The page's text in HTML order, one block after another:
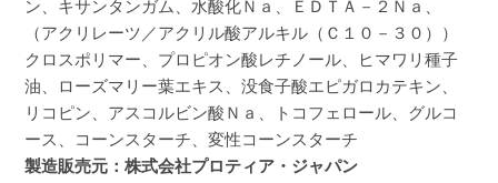
ン、キサンタンガム、水酸化Ｎａ、ＥＤＴＡ－２Ｎａ、
（アクリレーツ／アクリル酸アルキル（Ｃ１０－３０））
クロスポリマー、プロピオン酸レチノール、ヒマワリ種子
油、ローズマリー葉エキス、没食子酸エピガロカテキン、
リコピン、アスコルビン酸Ｎａ、トコフェロール、グルコ
ース、コーンスターチ、変性コーンスターチ
製造販売元：株式会社プロティア・ジャパン